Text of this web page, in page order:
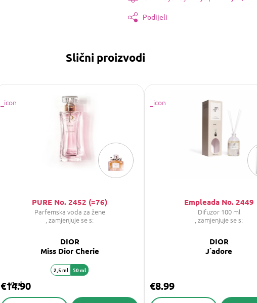
Podijeli
Slični proizvodi
PURE No. 2452 (=76)
Parfemska voda za žene
, zamjenjuje se s:
DIOR
Miss Dior Cherie
50 ml
€14.90
2,5 ml 50 ml
Empleada No. 2449
Difuzor 100 ml
, zamjenjuje se s:
DIOR
J´adore
€8.99